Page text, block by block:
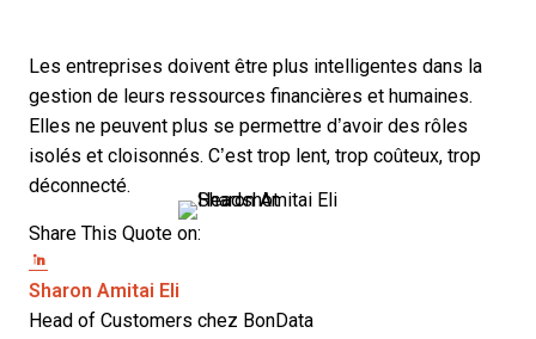
Les entreprises doivent être plus intelligentes dans la
gestion de leurs ressources financières et humaines.
Elles ne peuvent plus se permettre d’avoir des rôles
isolés et cloisonnés. C’est trop lent, trop coûteux, trop
déconnecté.
Share This Quote on:
Share on Twitter
Share on Facebook
Sharon Amitai Eli
Head of Customers chez BonData